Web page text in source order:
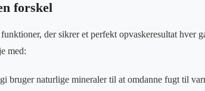
forskel
der sikrer et perfekt opvaskeresultat hver
med:
bruger naturlige mineraler til at omdanne fugt til